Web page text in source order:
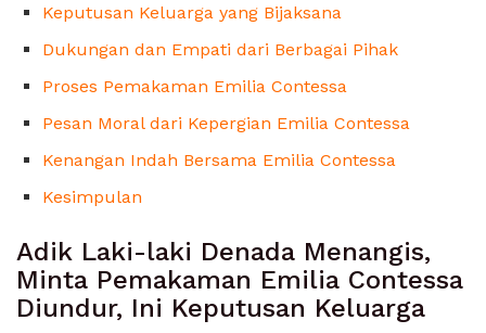
Keputusan Keluarga yang Bijaksana
Dukungan dan Empati dari Berbagai Pihak
Proses Pemakaman Emilia Contessa
Pesan Moral dari Kepergian Emilia Contessa
Kenangan Indah Bersama Emilia Contessa
Kesimpulan
Adik Laki-laki Denada Menangis,
Minta Pemakaman Emilia Contessa
Diundur, Ini Keputusan Keluarga